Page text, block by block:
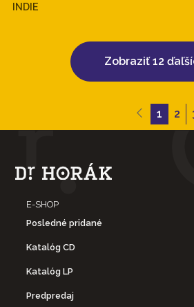
INDIE
Zobraziť 12
1 2
E-SHOP
Posledné pridané
Katalóg CD
Katalóg LP
Predpredaj